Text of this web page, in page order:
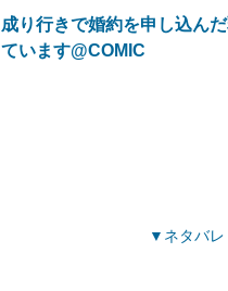
成り行きで婚約を申し込ん
ています@COMIC
ネタバ